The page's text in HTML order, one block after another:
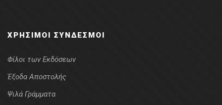
ΧΡΉΣΙΜΟΙ ΣΎΝΔΕΣΜΟΙ
Φίλοι των Εκδόσεων
Έξοδα Αποστολής
Ψιλά Γράμματα